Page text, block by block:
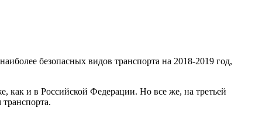
безопасных видов транспорта на 2018-2019 год,
как и в Российской Федерации. Но все же, на третьей